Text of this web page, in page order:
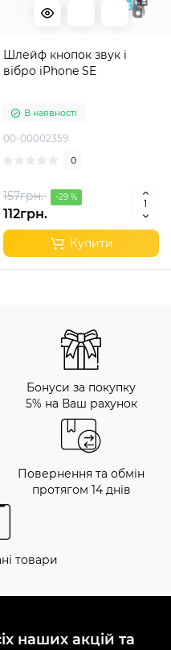
Шлейф кнопок звук і
вібро iPhone SE
В наявності
00-00002359
0
157грн. -29 %
112грн.
Купити
Бонуси за покупку
5% на Ваш рахунок
Повернення та обмін
протягом 14 днів
товари
наших акцій та